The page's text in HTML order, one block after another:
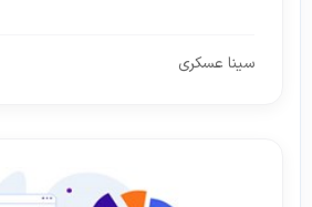
سینا عسکری